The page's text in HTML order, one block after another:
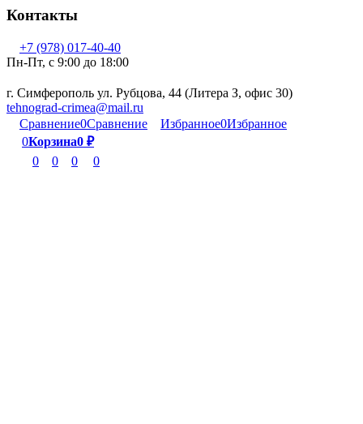
Контакты
+7 (978) 017-40-40
Пн-Пт, c 9:00 до 18:00
г. Симферополь ул. Рубцова, 44 (Литера З, офис 30)
tehnograd-crimea@mail.ru
Сравнение0Сравнение Избранное0Избранное
0Корзина0 ₽
0
0 0 0